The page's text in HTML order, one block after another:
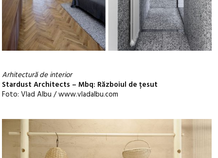
Arhitectură de interior
Stardust Architects – Mbq: Războiul de țesut
Foto: Vlad Albu / www.vladalbu.com